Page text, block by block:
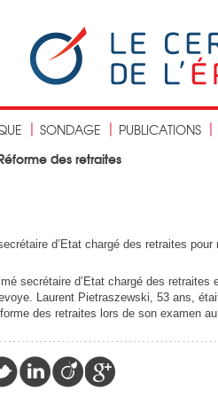
SONDAGE PUBLICATIONS
des retraites
d’Etat chargé des retraites pour
secrétaire d’Etat chargé des retraites
Laurent Pietraszewski, 53 ans,
des retraites lors de son examen